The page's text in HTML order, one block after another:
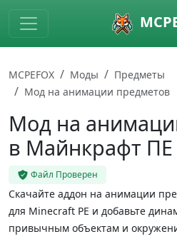
Skip to main content
MCPEFOX Моды
Предметы
Мод на анимации предметов
Мод на
в Майнкрафт ПЕ
Файл Проверен
Скачайте аддон на анимации
для Minecraft PE и добавьте
привычным объектам и